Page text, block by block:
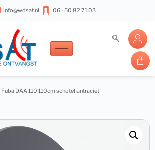
info@wdsat.nl 06 - 50 82 71 03
Fuba DAA 110 110cm schotel antraciet